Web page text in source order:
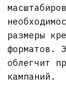
размеры
форматов.
облегчит
кампаний.